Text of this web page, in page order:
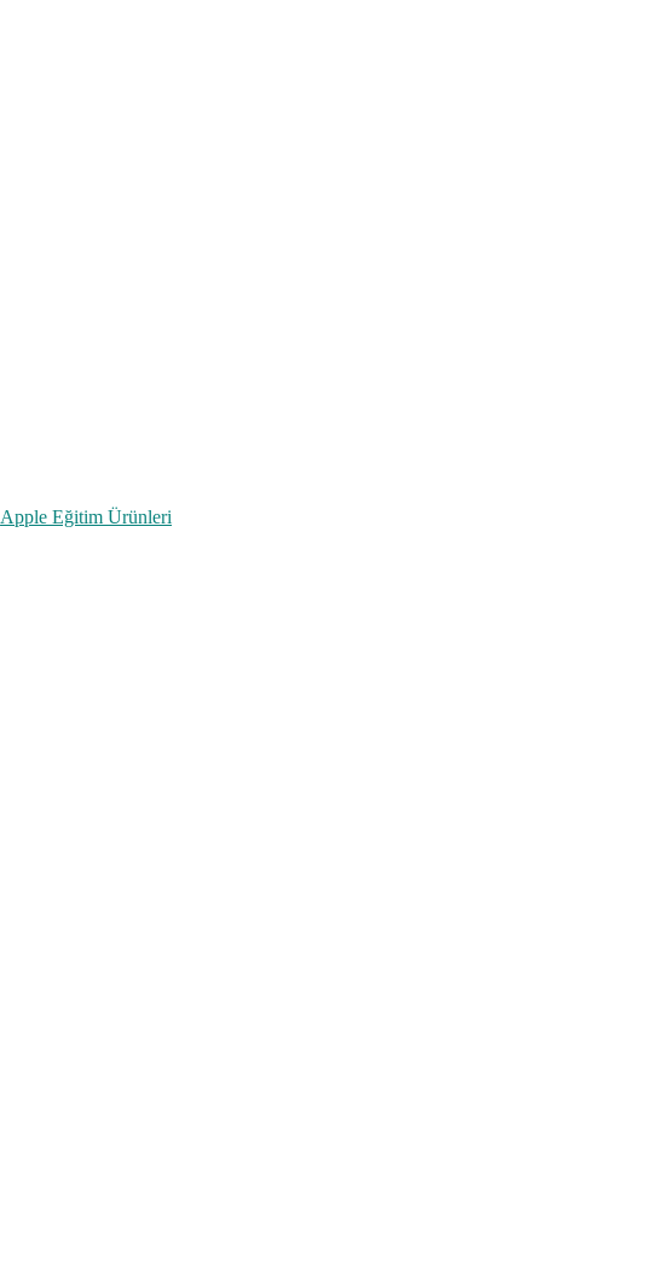
Apple Eğitim Ürünleri